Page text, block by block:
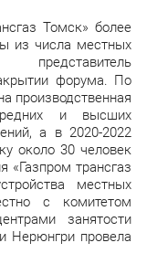
Томск» более
из числа местных
форума. По
производственная
и высших
а в 2020-2022
около 30 человек
«Газпром трансгаз
местных
с комитетом
занятости
Нерюнгри провела